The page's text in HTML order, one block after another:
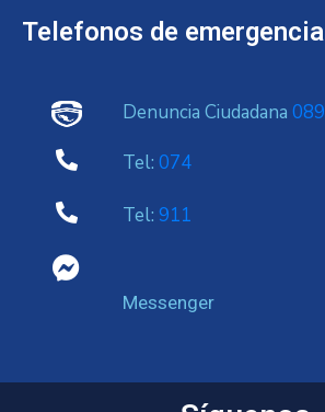
Telefonos de emergencia
Denuncia Ciudadana 089
Tel: 074
Tel: 911
Messenger